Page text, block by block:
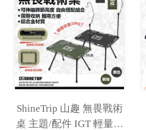
ShineTrip 山趣 無畏戰術
桌 主題/配件 IGT 輕量桌